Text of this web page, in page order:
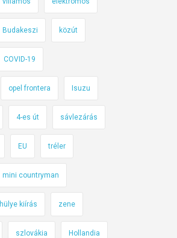
Budakeszi közút
COVID-19
opel frontera Isuzu
4-es út sávlezárás
EU tréler
mini countryman
hülye kiírás zene
szlovákia Hollandia